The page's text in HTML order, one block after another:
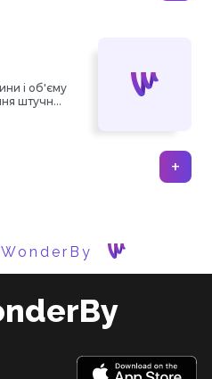
і об'єму
штучних
+